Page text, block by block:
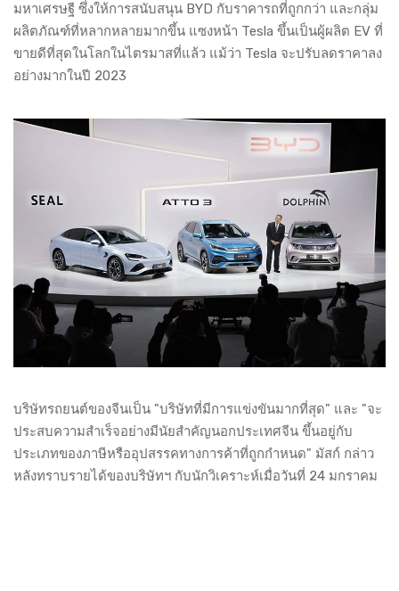
มหาเศรษฐี ซึ่งให้การสนับสนุน BYD กับราคารถที่ถูกกว่า และกลุ่ม
ผลิตภัณฑ์ที่หลากหลายมากขึ้น แซงหน้า Tesla ขึ้นเป็นผู้ผลิต EV ที่
ขายดีที่สุดในโลกในไตรมาสที่แล้ว แม้ว่า Tesla จะปรับลดราคาลง
อย่างมากในปี 2023
บริษัทรถยนต์ของจีนเป็น "บริษัทที่มีการแข่งขันมากที่สุด" และ "จะ
ประสบความสำเร็จอย่างมีนัยสำคัญนอกประเทศจีน ขึ้นอยู่กับ
ประเภทของภาษีหรืออุปสรรคทางการค้าที่ถูกกำหนด" มัสก์ กล่าว
หลังทราบรายได้ของบริษัทฯ กับนักวิเคราะห์เมื่อวันที่ 24 มกราคม